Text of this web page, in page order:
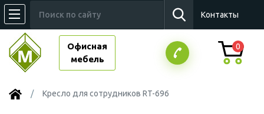
Контакты
Офисная
мебель
0
Кресло для сотрудников RT-696